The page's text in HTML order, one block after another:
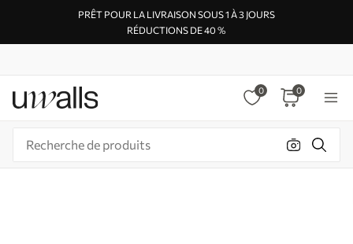
PRÊT POUR LA LIVRAISON SOUS 1 À 3 JOURS
RÉDUCTIONS DE 40 %
0 0